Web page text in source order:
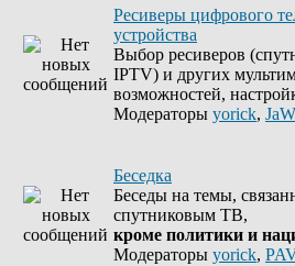
Ресиверы цифрового
устройства
Выбор ресиверов
IPTV) и других
возможностей,
Модераторы yorick,
Беседка
Беседы на темы,
спутниковым ТВ,
кроме политики и
Модераторы yorick,